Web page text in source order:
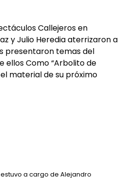
Callejeros en
y Julio Heredia aterrizaron a
presentaron temas del
ellos Como “Arbolito de
material de su próximo
a cargo de Alejandro